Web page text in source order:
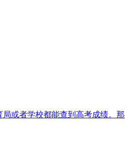
或者学校都能查到高考成绩。